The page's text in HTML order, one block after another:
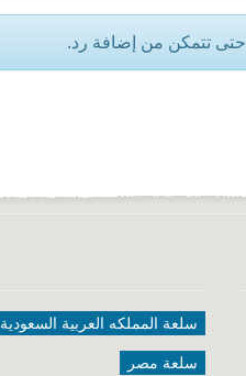
حتى تتمكن من إضافة رد.
سلعة المملكه العربية السعودية
سلعة مصر